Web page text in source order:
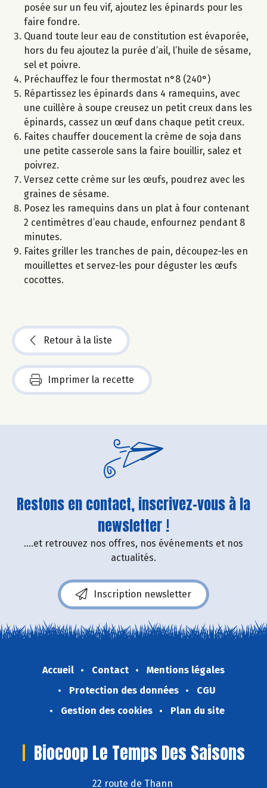
posée sur un feu vif, ajoutez les épinards pour les
faire fondre.
Quand toute leur eau de constitution est évaporée,
hors du feu ajoutez la purée d’ail, l’huile de sésame,
sel et poivre.
Préchauffez le four thermostat n°8 (240°)
Répartissez les épinards dans 4 ramequins, avec
une cuillère à soupe creusez un petit creux dans les
épinards, cassez un œuf dans chaque petit creux.
Faites chauffer doucement la crème de soja dans
une petite casserole sans la faire bouillir, salez et
poivrez.
Versez cette crème sur les œufs, poudrez avec les
graines de sésame.
Posez les ramequins dans un plat à four contenant
2 centimètres d’eau chaude, enfournez pendant 8
minutes.
Faites griller les tranches de pain, découpez-les en
mouillettes et servez-les pour déguster les œufs
cocottes.
Retour à la liste
Imprimer la recette
Restons en contact, inscrivez-vous à la
newsletter !
....et retrouvez nos offres, nos événements et nos
actualités.
Inscription newsletter
Accueil Contact
Mentions légales
Protection des données
CGU
Gestion des cookies
Plan du site
Biocoop Le Temps Des Saisons
22 route de Thann